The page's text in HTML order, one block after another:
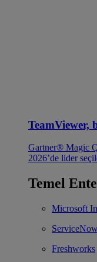
TeamViewer,
Gartner® Magic
2026’de lider
Temel
Microsoft
Freshworks